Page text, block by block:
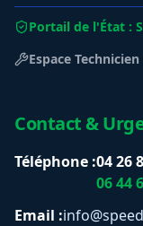
Portail de l'État :
Espace Technicien
Contact &
Téléphone :04 26
06 44
Email :